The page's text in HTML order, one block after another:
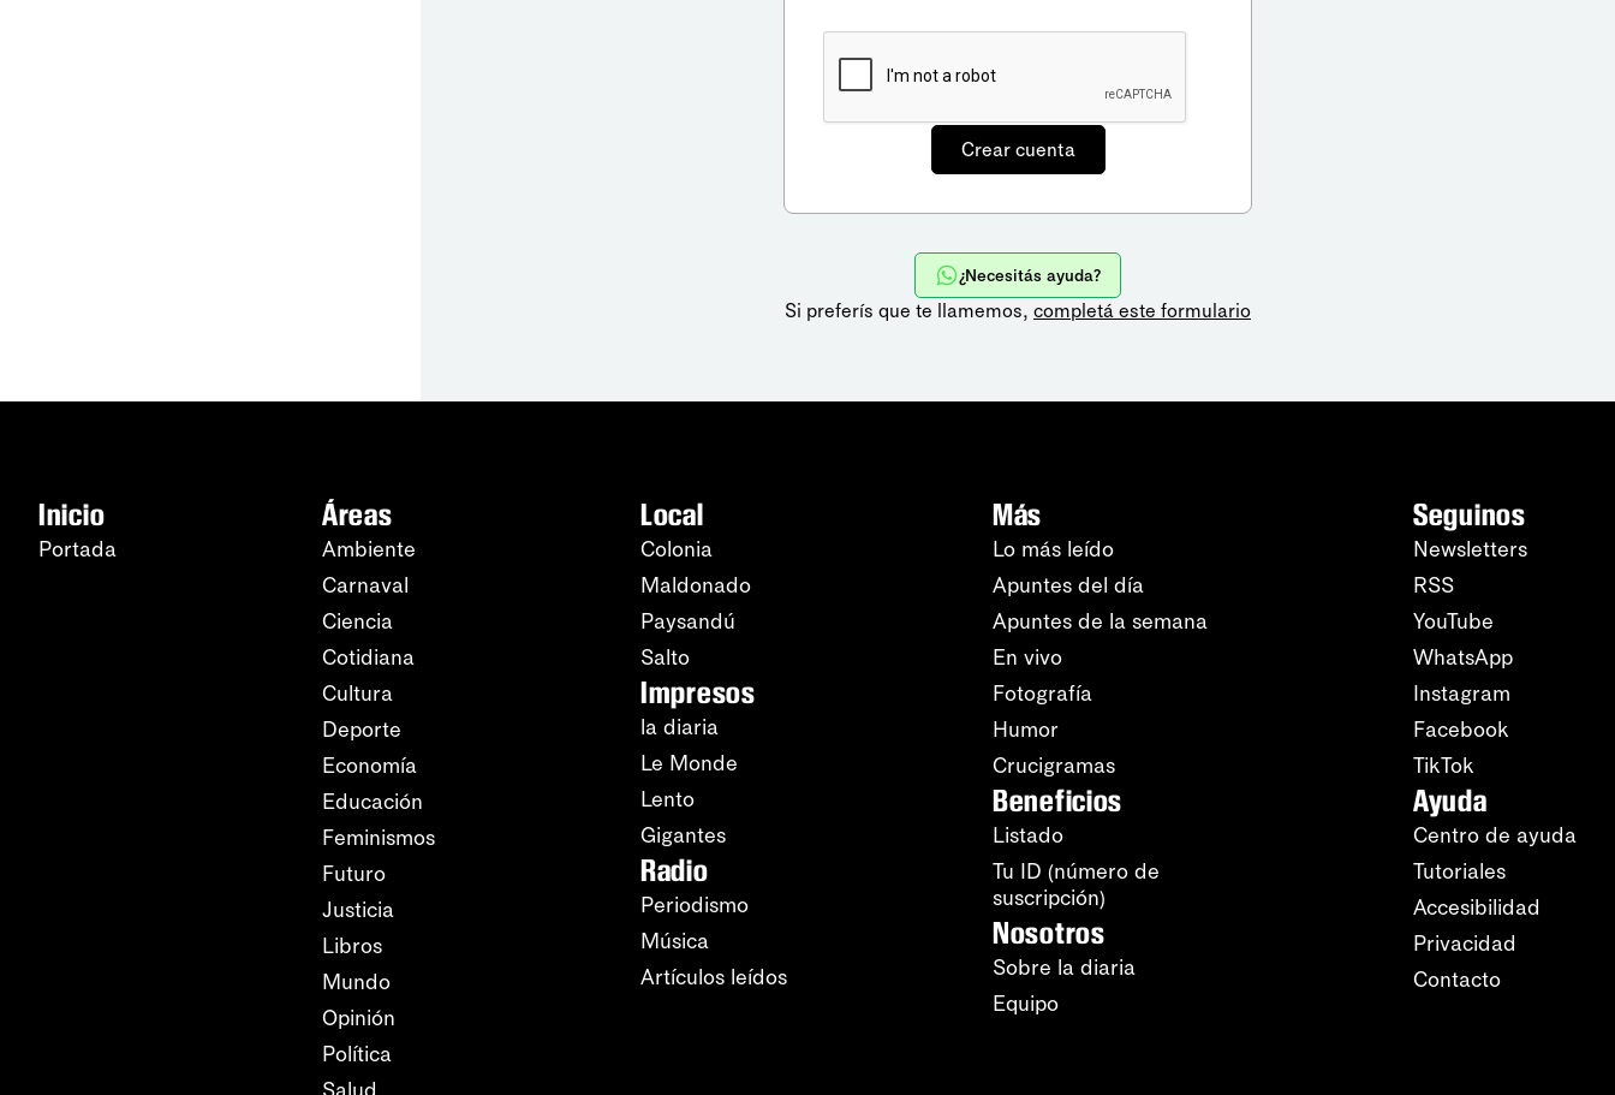
¿Necesitás ayuda?
Si preferís que te llamemos, completá este formulario
Inicio
Portada
Áreas
Ambiente
Carnaval
Ciencia
Cotidiana
Cultura
Deporte
Economía
Educación
Feminismos
Futuro
Justicia
Libros
Mundo
Opinión
Política
Local
Colonia
Maldonado
Paysandú
Salto
Impresos
la diaria
Le Monde
Lento
Gigantes
Radio
Periodismo
Música
Artículos leídos
Más
Lo más leído
Apuntes del día
Apuntes de la semana
En vivo
Fotografía
Humor
Crucigramas
Beneficios
Listado
Tu ID (número de
suscripción)
Nosotros
Sobre la diaria
Equipo
Seguinos
Newsletters
RSS
YouTube
WhatsApp
Instagram
Facebook
TikTok
Ayuda
Centro de ayuda
Tutoriales
Accesibilidad
Privacidad
Contacto